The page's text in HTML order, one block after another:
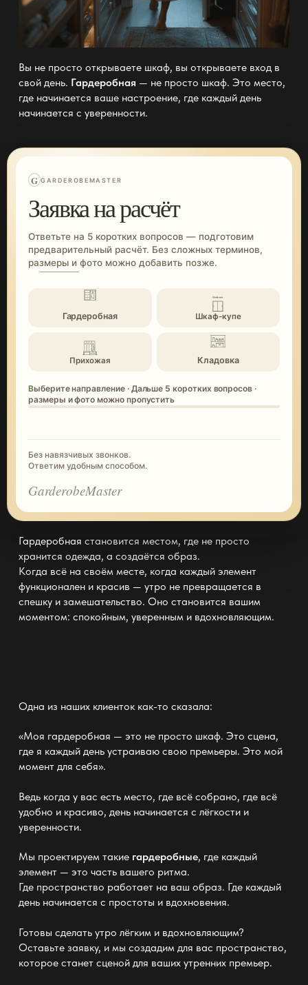
Вы не просто открываете шкаф, вы открываете вход в
свой день. Гардеробная — не просто шкаф. Это место,
где начинается ваше настроение, где каждый день
начинается с уверенности.
G GARDEROBEMASTER
Заявка на расчёт
Ответьте на 5 коротких вопросов — подготовим
предварительный расчёт. Без сложных терминов,
размеры и фото можно добавить позже.
Гардеробная Шкаф-купе
Прихожая Кладовка
Выберите направление · Дальше 5 коротких вопросов ·
размеры и фото можно пропустить
Без навязчивых звонков.
Ответим удобным способом.
GarderobeMaster
Гардеробная становится местом, где не просто
хранится одежда, а создаётся образ.
Когда всё на своём месте, когда каждый элемент
функционален и красив — утро не превращается в
спешку и замешательство. Оно становится вашим
моментом: спокойным, уверенным и вдохновляющим.
Одна из наших клиенток как-то сказала:
«Моя гардеробная — это не просто шкаф. Это сцена,
где я каждый день устраиваю свою премьеры. Это мой
момент для себя».
Ведь когда у вас есть место, где всё собрано, где всё
удобно и красиво, день начинается с лёгкости и
уверенности.
Мы проектируем такие гардеробные, где каждый
элемент — это часть вашего ритма.
Где пространство работает на ваш образ. Где каждый
день начинается с простоты и вдохновения.
Готовы сделать утро лёгким и вдохновляющим?
Оставьте заявку, и мы создадим для вас пространство,
которое станет сценой для ваших утренних премьер.